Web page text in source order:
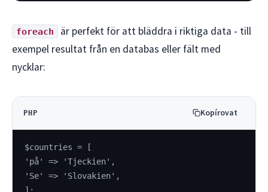
foreach
är perfekt för att bläddra i riktiga data - till
exempel resultat från en databas eller fält med
nycklar:
PHP Kopírovat
$countries = [
'på' => 'Tjeckien',
'Se' => 'Slovakien',